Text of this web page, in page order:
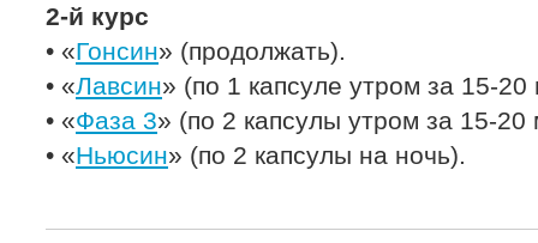
2-й курс
• «Гонсин» (продолжать).
• «Лавсин» (по 1 капсуле утром за 15-
• «Фаза 3» (по 2 капсулы утром за 15-
• «Ньюсин» (по 2 капсулы на ночь).